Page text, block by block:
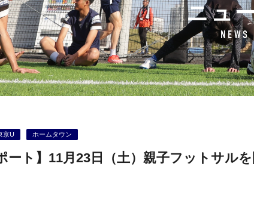
ニュ
NEWS
京U ホームタウン
ート】11月23日（土）親子フットサル